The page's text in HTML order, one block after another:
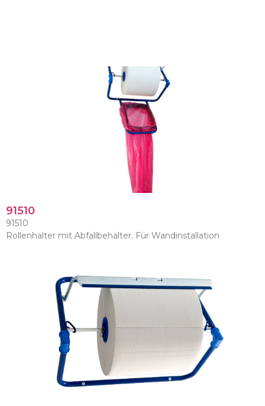
91510
91510
Rollenhalter mit Abfallbehälter. Für Wandinstallation